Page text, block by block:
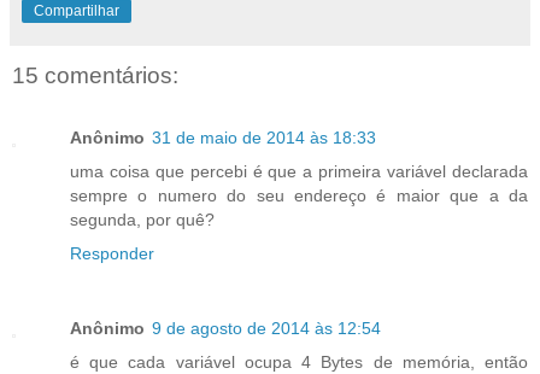
Compartilhar
15 comentários:
Anônimo 31 de maio de 2014 às 18:33
uma coisa que percebi é que a primeira variável declarada
sempre o numero do seu endereço é maior que a da
segunda, por quê?
Responder
Anônimo 9 de agosto de 2014 às 12:54
é que cada variável ocupa 4 Bytes de memória, então